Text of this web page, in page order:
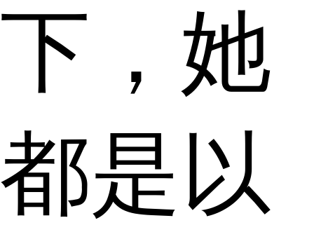
下，她
都是以